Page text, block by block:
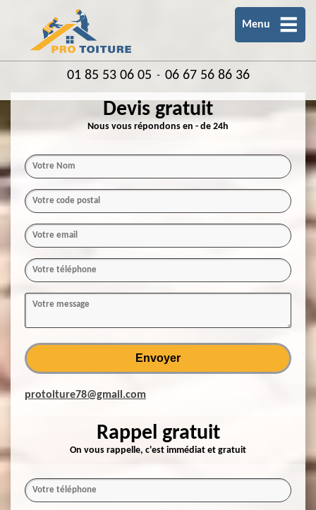
Menu
01 85 53 06 05 - 06 67 56 86 36
Devis gratuit
Nous vous répondons en - de 24h
protoiture78@gmail.com
Rappel gratuit
On vous rappelle, c'est immédiat et gratuit